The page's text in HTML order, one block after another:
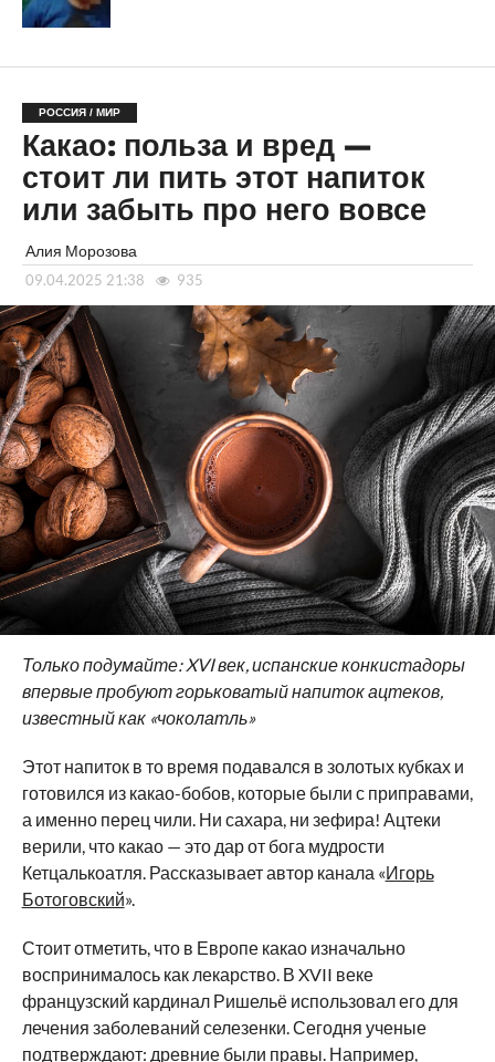
РОССИЯ / МИР
Какао: польза и вред —
стоит ли пить этот напиток
или забыть про него вовсе
Алия Морозова
09.04.2025 21:38 935
Только подумайте: XVI век, испанские конкистадоры
впервые пробуют горьковатый напиток ацтеков,
известный как «чоколатль»
Этот напиток в то время подавался в золотых кубках и
готовился из какао-бобов, которые были с приправами,
а именно перец чили. Ни сахара, ни зефира! Ацтеки
верили, что какао — это дар от бога мудрости
Кетцалькоатля. Рассказывает автор канала «Игорь
Ботоговский».
Стоит отметить, что в Европе какао изначально
воспринималось как лекарство. В XVII веке
французский кардинал Ришельё использовал его для
лечения заболеваний селезенки. Сегодня ученые
подтверждают: древние были правы. Например,